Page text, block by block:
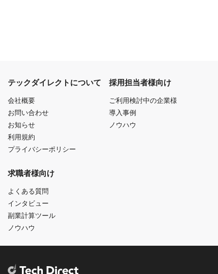
テックダイレクトについて
会社概要
お問い合わせ
お知らせ
利用規約
プライバシーポリシー
採用担当者様向け
ご利用検討中の企業様
導入事例
ノウハウ
求職者様向け
よくある質問
インタビュー
副業計算ツール
ノウハウ